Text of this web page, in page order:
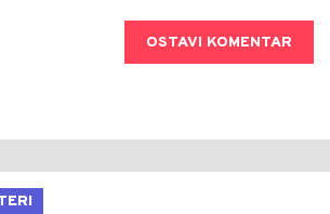
OSTAVI KOMENTAR